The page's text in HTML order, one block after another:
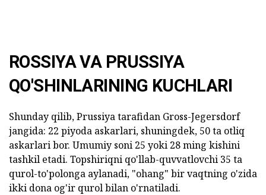
ROSSIYA VA PRUSSIYA
QO'SHINLARINING KUCHLARI
Shunday qilib, Prussiya tarafidan Gross-Jegersdorf
jangida: 22 piyoda askarlari, shuningdek, 50 ta otliq
askarlari bor. Umumiy soni 25 yoki 28 ming kishini
tashkil etadi. Topshiriqni qo'llab-quvvatlovchi 35 ta
qurol-to'polonga aylanadi, "ohang" bir vaqtning o'zida
ikki dona og'ir qurol bilan o'rnatiladi.